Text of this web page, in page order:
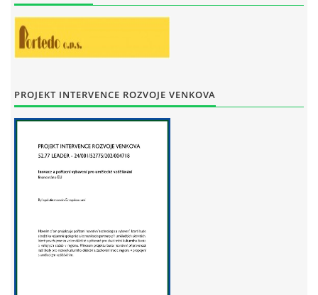
34561
© 2026 eStránky.cz |Tisk|Aktualizováno: 29. 7. 2026
PROJEKT INTERVENCE ROZVOJE VENKOVA